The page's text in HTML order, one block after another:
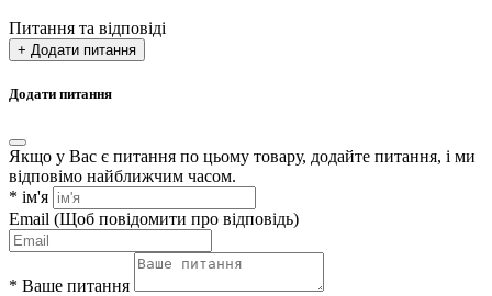
Питання та відповіді
+ Додати питання
Додати питання
Якщо у Вас є питання по цьому товару, додайте питання, і ми
відповімо найближчим часом.
* ім'я
Email (Щоб повідомити про відповідь)
* Ваше питання